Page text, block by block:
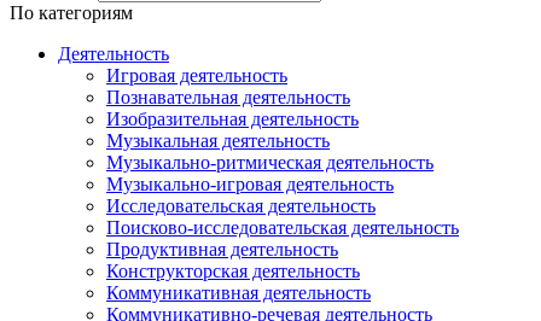
По категориям
Деятельность
Игровая деятельность
Познавательная деятельность
Изобразительная деятельность
Музыкальная деятельность
Музыкально-ритмическая деятельность
Музыкально-игровая деятельность
Исследовательская деятельность
Поисково-исследовательская деятельность
Продуктивная деятельность
Конструкторская деятельность
Коммуникативная деятельность
Коммуникативно-речевая деятельность